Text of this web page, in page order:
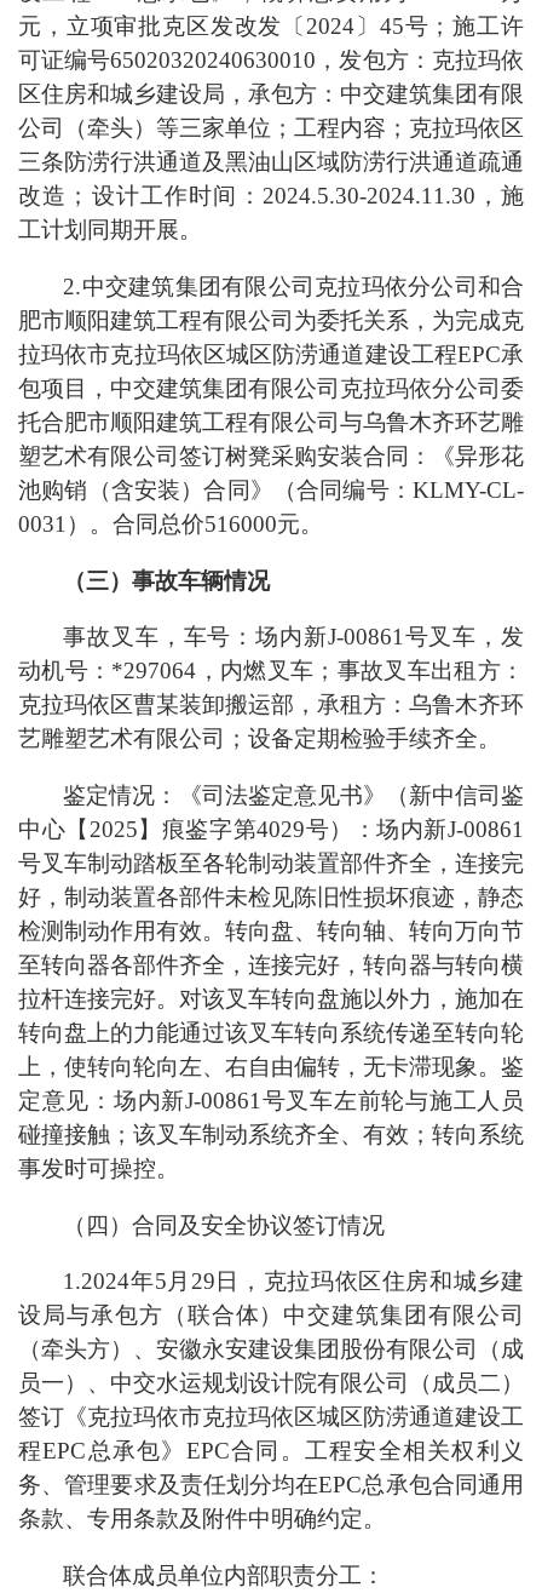
元，立项审批克区发改发〔2024〕45号；施工许
可证编号65020320240630010，发包方：克拉玛依
区住房和城乡建设局，承包方：中交建筑集团有限
公司（牵头）等三家单位；工程内容；克拉玛依区
三条防涝行洪通道及黑油山区域防涝行洪通道疏通
改造；设计工作时间：2024.5.30-2024.11.30，施
工计划同期开展。
2.中交建筑集团有限公司克拉玛依分公司和合
肥市顺阳建筑工程有限公司为委托关系，为完成克
拉玛依市克拉玛依区城区防涝通道建设工程EPC承
包项目，中交建筑集团有限公司克拉玛依分公司委
托合肥市顺阳建筑工程有限公司与乌鲁木齐环艺雕
塑艺术有限公司签订树凳采购安装合同：《异形花
池购销（含安装）合同》（合同编号：KLMY-CL-
0031）。合同总价516000元。
（三）事故车辆情况
事故叉车，车号：场内新J-00861号叉车，发
动机号：*297064，内燃叉车；事故叉车出租方：
克拉玛依区曹某装卸搬运部，承租方：乌鲁木齐环
艺雕塑艺术有限公司；设备定期检验手续齐全。
鉴定情况：《司法鉴定意见书》（新中信司鉴
中心【2025】痕鉴字第4029号）：场内新J-00861
号叉车制动踏板至各轮制动装置部件齐全，连接完
好，制动装置各部件未检见陈旧性损坏痕迹，静态
检测制动作用有效。转向盘、转向轴、转向万向节
至转向器各部件齐全，连接完好，转向器与转向横
拉杆连接完好。对该叉车转向盘施以外力，施加在
转向盘上的力能通过该叉车转向系统传递至转向轮
上，使转向轮向左、右自由偏转，无卡滞现象。鉴
定意见：场内新J-00861号叉车左前轮与施工人员
碰撞接触；该叉车制动系统齐全、有效；转向系统
事发时可操控。
（四）合同及安全协议签订情况
1.2024年5月29日，克拉玛依区住房和城乡建
设局与承包方（联合体）中交建筑集团有限公司
（牵头方）、安徽永安建设集团股份有限公司（成
员一）、中交水运规划设计院有限公司（成员二）
签订《克拉玛依市克拉玛依区城区防涝通道建设工
程EPC总承包》EPC合同。工程安全相关权利义
务、管理要求及责任划分均在EPC总承包合同通用
条款、专用条款及附件中明确约定。
联合体成员单位内部职责分工：